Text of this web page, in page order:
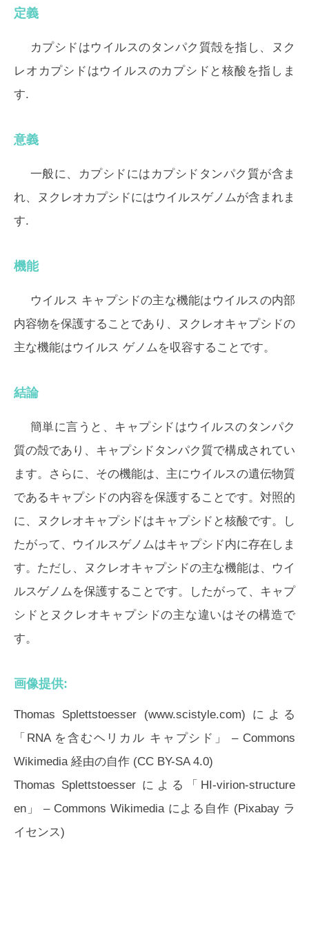
定義
カプシドはウイルスのタンパク質殻を指し、ヌク
レオカプシドはウイルスのカプシドと核酸を指しま
す.
意義
一般に、カプシドにはカプシドタンパク質が含ま
れ、ヌクレオカプシドにはウイルスゲノムが含まれま
す.
機能
ウイルス キャプシドの主な機能はウイルスの内部
内容物を保護することであり、ヌクレオキャプシドの
主な機能はウイルス ゲノムを収容することです。
結論
簡単に言うと、キャプシドはウイルスのタンパク
質の殻であり、キャプシドタンパク質で構成されてい
ます。さらに、その機能は、主にウイルスの遺伝物質
であるキャプシドの内容を保護することです。対照的
に、ヌクレオキャプシドはキャプシドと核酸です。し
たがって、ウイルスゲノムはキャプシド内に存在しま
す。ただし、ヌクレオキャプシドの主な機能は、ウイ
ルスゲノムを保護することです。したがって、キャプ
シドとヌクレオキャプシドの主な違いはその構造で
す。
画像提供:
Thomas Splettstoesser (www.scistyle.com) による
「RNA を含むヘリカル キャプシド」 – Commons
Wikimedia 経由の自作 (CC BY-SA 4.0)
Thomas Splettstoesser による「HI-virion-structure
en」 – Commons Wikimedia による自作 (Pixabay ラ
イセンス)